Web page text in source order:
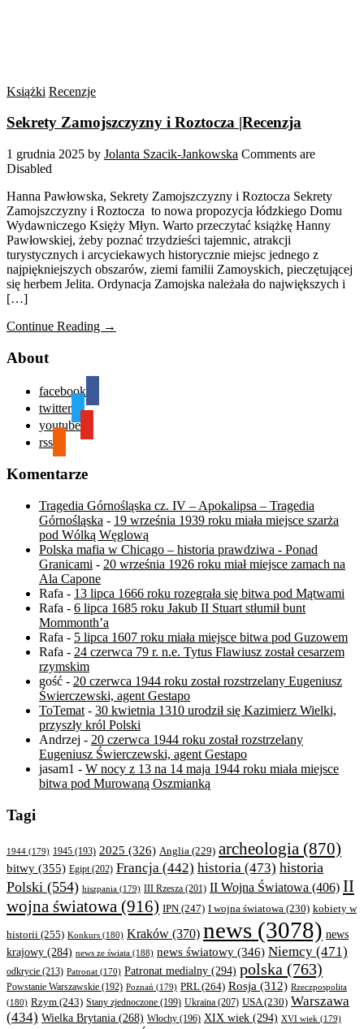
Książki Recenzje
Sekrety Zamojszczyzny i Roztocza |Recenzja
1 grudnia 2025 by Jolanta Szacik-Jankowska Comments are
Disabled
Hanna Pawłowska, Sekrety Zamojszczyzny i Roztocza Sekrety
Zamojszczyzny i Roztocza to nowa propozycja łódzkiego Domu
Wydawniczego Księży Młyn. Warto przeczytać książkę Hanny
Pawłowskiej, żeby poznać trzydzieści tajemnic, atrakcji
turystycznych i arcyciekawych historycznie miejsc jednego z
najpiękniejszych obszarów, ziemi familii Zamoyskich, pieczętującej
się herbem Jelita. Ordynacja Zamojska należała do największych i
[…]
Continue Reading →
About
facebook
twitter
youtube
rss
Komentarze
Tragedia Górnośląska cz. IV – Apokalipsa – Tragedia
Górnośląska - 19 września 1939 roku miała miejsce szarża
pod Wólką Węglową
Polska mafia w Chicago – historia prawdziwa - Ponad
Granicami - 20 września 1926 roku miał miejsce zamach na
Ala Capone
Rafa - 13 lipca 1666 roku rozegrała się bitwa pod Mątwami
Rafa - 6 lipca 1685 roku Jakub II Stuart stłumił bunt
Mommonth’a
Rafa - 5 lipca 1607 roku miała miejsce bitwa pod Guzowem
Rafa - 24 czerwca 79 r. n.e. Tytus Flawiusz został cesarzem
rzymskim
gość - 20 czerwca 1944 roku został rozstrzelany Eugeniusz
Świerczewski, agent Gestapo
ToTemat - 30 kwietnia 1310 urodził się Kazimierz Wielki,
przyszły król Polski
Andrzej - 20 czerwca 1944 roku został rozstrzelany
Eugeniusz Świerczewski, agent Gestapo
jasam1 - W nocy z 13 na 14 maja 1944 roku miała miejsce
bitwa pod Murowaną Oszmianką
Tagi
1944 (179) 1945 (193) 2025 (326) Anglia (229) archeologia (870)
bitwy (355) Egipt(202) Francja (442) historia (473) historia
Polski (554) hiszpania (179) III Rzesza (201) II Wojna Światowa (406) II
wojna światowa (916) IPN (247) I wojna światowa (230) kobiety w
historii (255) Konkurs (180) Kraków (370) news (3078) news
krajowy (284) news ze świata (188) news światowy (346) Niemcy (471)
odkrycie (213) Patronat (170) Patronat medialny (294) polska (763)
Powstanie Warszawskie (192) Poznań (179) PRL(264) Rosja (312) Rzeczpospolita
(180) Rzym (243) Stany zjednoczone (199) Ukraina (207) USA(230) Warszawa
(434) Wielka Brytania (268) Włochy (196) XIX wiek (294) XVI wiek (179)